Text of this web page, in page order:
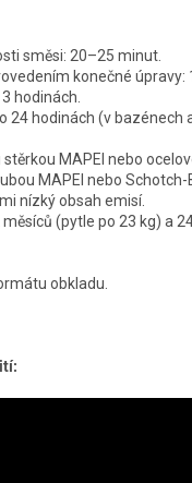
směsi: 20–25 minut.
konečné úpravy:
hodinách.
24 hodinách (v bazénech
MAPEI nebo
MAPEI nebo
nízký obsah emisí.
(pytle po 23 kg) a
obkladu.